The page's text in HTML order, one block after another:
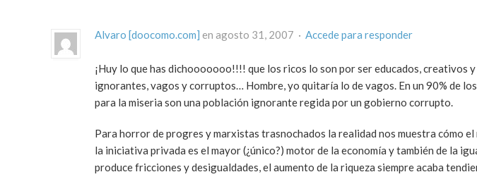
Alvaro [doocomo.com] en agosto 31, 2007 · Accede para responder
¡Huy lo que has dichooooooo!!!! que los ricos lo son por ser educados, creativos
ignorantes, vagos y corruptos… Hombre, yo quitaría lo de vagos. En un 90% de
para la miseria son una población ignorante regida por un gobierno corrupto.
Para horror de progres y marxistas trasnochados la realidad nos muestra cómo
la iniciativa privada es el mayor (¿único?) motor de la economía y también de la
produce fricciones y desigualdades, el aumento de la riqueza siempre acaba